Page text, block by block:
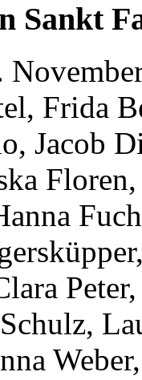
Sankt
Frida
Jacob